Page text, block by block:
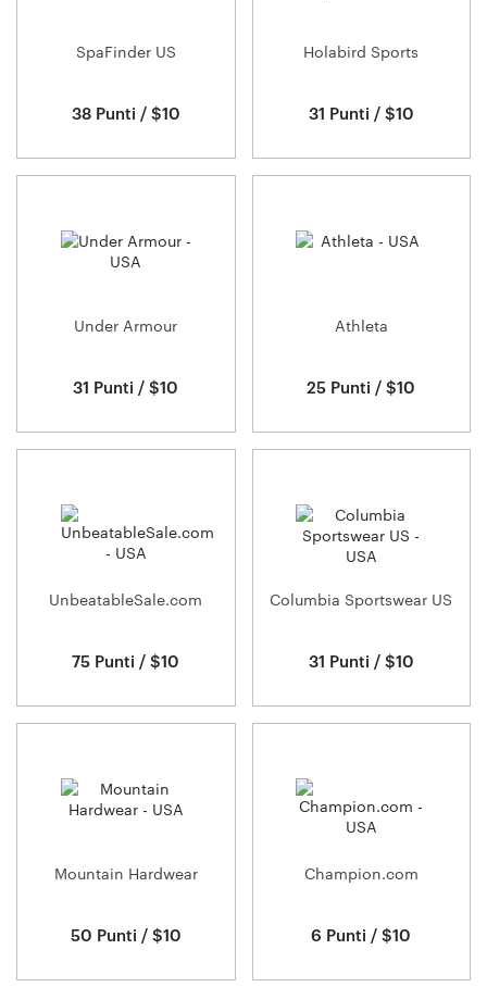
SpaFinder US
38 Punti / $10
Holabird Sports
31 Punti / $10
Under Armour
31 Punti / $10
Athleta
25 Punti / $10
UnbeatableSale.com
75 Punti / $10
Columbia Sportswear US
31 Punti / $10
Mountain Hardwear
50 Punti / $10
Champion.com
6 Punti / $10